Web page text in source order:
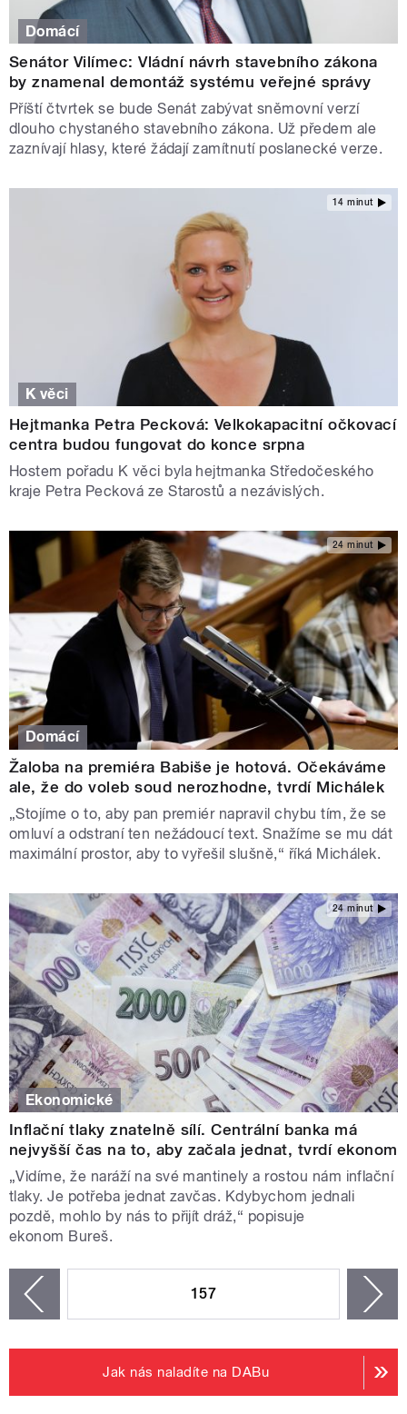
Domácí
Senátor Vilímec: Vládní návrh stavebního zákona
by znamenal demontáž systému veřejné správy
Příští čtvrtek se bude Senát zabývat sněmovní verzí
dlouho chystaného stavebního zákona. Už předem ale
zaznívají hlasy, které žádají zamítnutí poslanecké verze.
14 minut
K věci
Hejtmanka Petra Pecková: Velkokapacitní očkovací
centra budou fungovat do konce srpna
Hostem pořadu K věci byla hejtmanka Středočeského
kraje Petra Pecková ze Starostů a nezávislých.
24 minut
Domácí
Žaloba na premiéra Babiše je hotová. Očekáváme
ale, že do voleb soud nerozhodne, tvrdí Michálek
„Stojíme o to, aby pan premiér napravil chybu tím, že se
omluví a odstraní ten nežádoucí text. Snažíme se mu dát
maximální prostor, aby to vyřešil slušně,“ říká Michálek.
24 minut
Ekonomické
Inflační tlaky znatelně sílí. Centrální banka má
nejvyšší čas na to, aby začala jednat, tvrdí ekonom
„Vidíme, že naráží na své mantinely a rostou nám inflační
tlaky. Je potřeba jednat zavčas. Kdybychom jednali
pozdě, mohlo by nás to přijít dráž,“ popisuje
ekonom Bureš.
157
Jak nás naladíte na DABu